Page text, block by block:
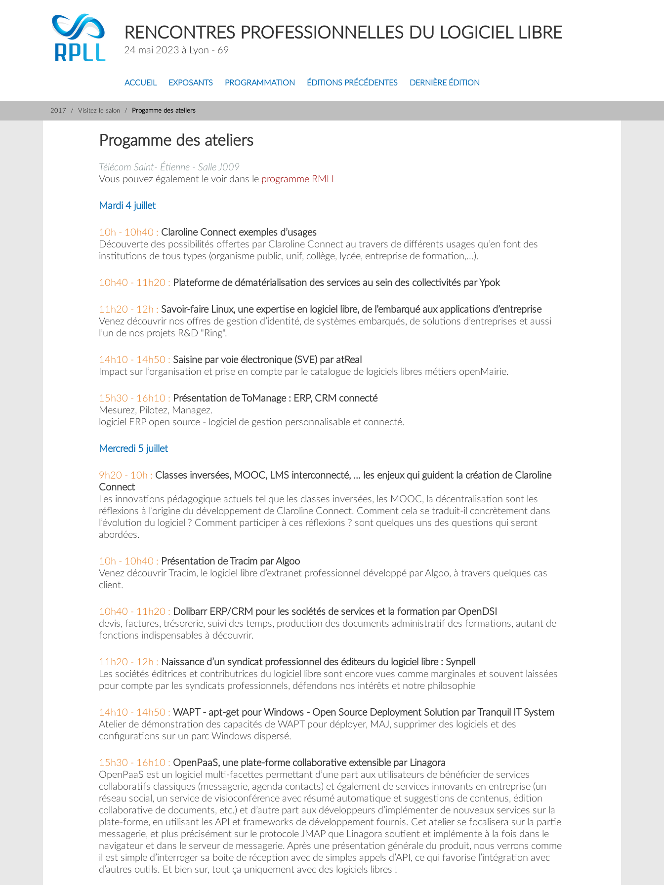
RENCONTRES PROFESSIONNELLES DU LOGICIEL LIBRE
24 mai 2023 à Lyon - 69
ACCUEIL EXPOSANTS PROGRAMMATION ÉDITIONS PRÉCÉDENTES DERNIÈRE ÉDITION
2017 Visitez le salon Progamme des ateliers
Progamme des ateliers
Télécom Saint- Étienne - Salle J009
Vous pouvez également le voir dans le programme RMLL
Mardi 4 juillet
10h - 10h40 : Claroline Connect exemples d’usages
Découverte des possibilités offertes par Claroline Connect au travers de différents usages qu’en font des
institutions de tous types (organisme public, unif, collège, lycée, entreprise de formation,...).
10h40 - 11h20 : Plateforme de dématérialisation des services au sein des collectivités par Ypok
11h20 - 12h : Savoir-faire Linux, une expertise en logiciel libre, de l’embarqué aux applications d’entreprise
Venez découvrir nos offres de gestion d’identité, de systèmes embarqués, de solutions d’entreprises et aussi
l’un de nos projets R&D "Ring".
14h10 - 14h50 : Saisine par voie électronique (SVE) par atReal
Impact sur l’organisation et prise en compte par le catalogue de logiciels libres métiers openMairie.
15h30 - 16h10 : Présentation de ToManage : ERP, CRM connecté
Mesurez, Pilotez, Managez.
logiciel ERP open source - logiciel de gestion personnalisable et connecté.
Mercredi 5 juillet
9h20 - 10h : Classes inversées, MOOC, LMS interconnecté, ... les enjeux qui guident la création de Claroline
Connect
Les innovations pédagogique actuels tel que les classes inversées, les MOOC, la décentralisation sont les
réflexions à l’origine du développement de Claroline Connect. Comment cela se traduit-il concrètement dans
l’évolution du logiciel ? Comment participer à ces réflexions ? sont quelques uns des questions qui seront
abordées.
10h - 10h40 : Présentation de Tracim par Algoo
Venez découvrir Tracim, le logiciel libre d’extranet professionnel développé par Algoo, à travers quelques cas
client.
10h40 - 11h20 : Dolibarr ERP/CRM pour les sociétés de services et la formation par OpenDSI
devis, factures, trésorerie, suivi des temps, production des documents administratif des formations, autant de
fonctions indispensables à découvrir.
11h20 - 12h : Naissance d’un syndicat professionnel des éditeurs du logiciel libre : Synpell
Les sociétés éditrices et contributrices du logiciel libre sont encore vues comme marginales et souvent laissées
pour compte par les syndicats professionnels, défendons nos intérêts et notre philosophie
14h10 - 14h50 : WAPT - apt-get pour Windows - Open Source Deployment Solution par Tranquil IT System
Atelier de démonstration des capacités de WAPT pour déployer, MAJ, supprimer des logiciels et des
configurations sur un parc Windows dispersé.
15h30 - 16h10 : OpenPaaS, une plate-forme collaborative extensible par Linagora
OpenPaaS est un logiciel multi-facettes permettant d’une part aux utilisateurs de bénéficier de services
collaboratifs classiques (messagerie, agenda contacts) et également de services innovants en entreprise (un
réseau social, un service de visioconférence avec résumé automatique et suggestions de contenus, édition
collaborative de documents, etc.) et d’autre part aux développeurs d’implémenter de nouveaux services sur la
plate-forme, en utilisant les API et frameworks de développement fournis. Cet atelier se focalisera sur la partie
messagerie, et plus précisément sur le protocole JMAP que Linagora soutient et implémente à la fois dans le
navigateur et dans le serveur de messagerie. Après une présentation générale du produit, nous verrons comme
il est simple d’interroger sa boite de réception avec de simples appels d’API, ce qui favorise l’intégration avec
d’autres outils. Et bien sur, tout ça uniquement avec des logiciels libres !